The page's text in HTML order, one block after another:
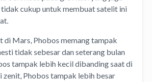
cukup untuk membuat satelit ini
di Mars, Phobos memang tampak
tidak sebesar dan seterang bulan
tampak lebih kecil dibanding saat di
zenit, Phobos tampak lebih besar